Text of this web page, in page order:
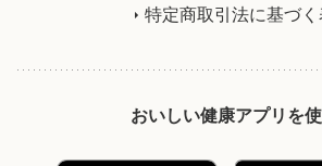
特定商取引法に基づ
おいしい健康アプリを